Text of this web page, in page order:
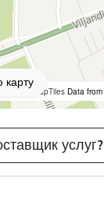
© OpenMapTilesData from
карту
услуг?